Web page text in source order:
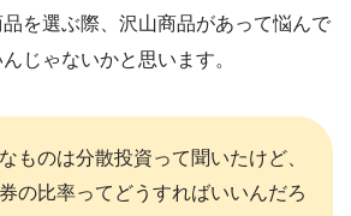
を選ぶ際、沢山商品があって悩んで
じゃないかと思います。
ものは分散投資って聞いたけど、
の比率ってどうすればいいんだろ